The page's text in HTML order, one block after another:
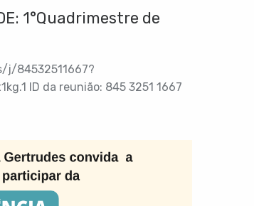
1°Quadrimestre de
j/84532511667?
ID da reunião: 845 3251 1667